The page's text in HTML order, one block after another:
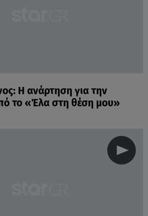
Η ανάρτηση για την
το «Έλα στη θέση μου»